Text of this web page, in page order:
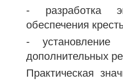
- разработка
обеспечения
- установление
дополнительных
Практическая